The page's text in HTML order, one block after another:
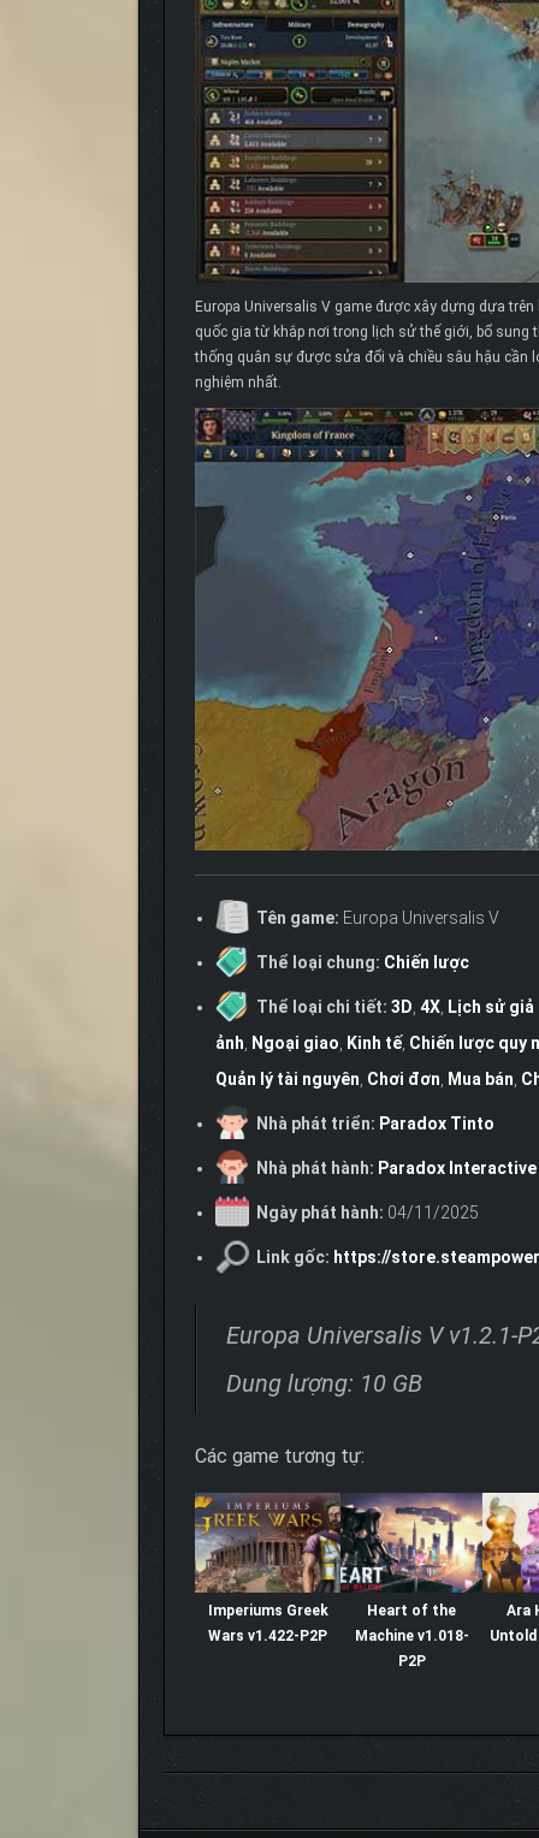
Europa Universalis V game được xây dựng dựa
quốc gia từ khắp nơi trong lịch sử thế giới, bổ sung
thống quân sự được sửa đổi và chiều sâu hậu cần
nghiệm nhất.
Tên game: Europa Universalis V
Thể loại chung: Chiến lược
Thể loại chi tiết: 3D, 4X, Lịch sử
ảnh, Ngoại giao, Kinh tế, Chiến lược quy
Quản lý tài nguyên, Chơi đơn, Mua bán,
Nhà phát triển: Paradox Tinto
Nhà phát hành: Paradox Interactive
Ngày phát hành: 04/11/2025
Link gốc: https://
Europa Universalis V v1.2.1-
Dung lượng: 10 GB
Các game tương tự:
Imperiums Greek
Wars v1.422-P2P
Heart of the
Machine v1.018-
P2P
Ara
Untold